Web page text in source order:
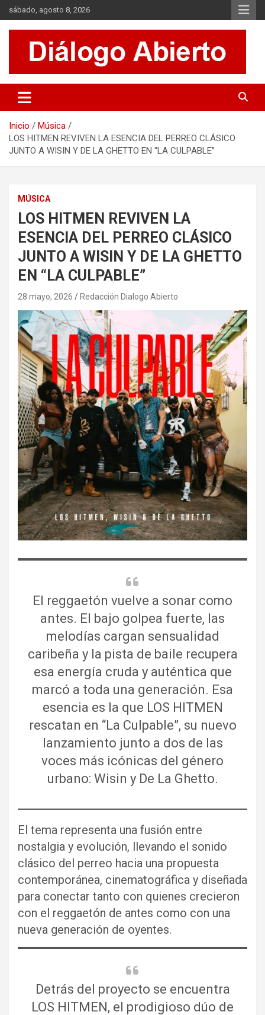
Saltar
al
contenido
sábado, agosto 8, 2026
Diálogo Abierto
Se tratan diversos temas de actualidad buscando hacer un
aporte a la sociedad, brindando información relevante de lo que
Inicio
Música
LOS HITMEN REVIVEN LA ESENCIA DEL PERREO CLÁSICO
JUNTO A WISIN Y DE LA GHETTO EN “LA CULPABLE”
MÚSICA
LOS HITMEN REVIVEN LA
ESENCIA DEL PERREO CLÁSICO
JUNTO A WISIN Y DE LA GHETTO
EN “LA CULPABLE”
28 mayo, 2026 Redacción Dialogo Abierto
El reggaetón vuelve a sonar como
antes. El bajo golpea fuerte, las
melodías cargan sensualidad
caribeña y la pista de baile recupera
esa energía cruda y auténtica que
marcó a toda una generación. Esa
esencia es la que LOS HITMEN
rescatan en “La Culpable”, su nuevo
lanzamiento junto a dos de las
voces más icónicas del género
urbano: Wisin y De La Ghetto.
El tema representa una fusión entre
nostalgia y evolución, llevando el sonido
clásico del perreo hacia una propuesta
contemporánea, cinematográfica y diseñada
para conectar tanto con quienes crecieron
con el reggaetón de antes como con una
nueva generación de oyentes.
Detrás del proyecto se encuentra
LOS HITMEN, el prodigioso dúo de